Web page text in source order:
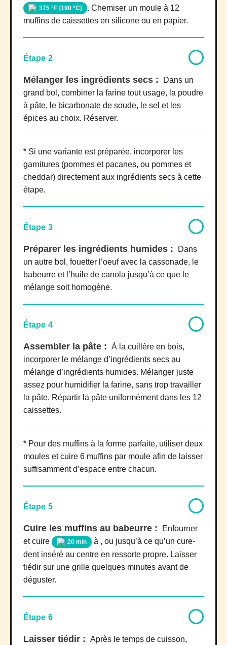
375 °F (190 °C)
. Chemiser un moule à 12
muffins de caissettes en silicone ou en papier.
Étape 2
Mélanger les ingrédients secs :
Dans un
grand bol, combiner la farine tout usage, la poudre
à pâte, le bicarbonate de soude, le sel et les
épices au choix. Réserver.
* Si une variante est préparée, incorporer les
garnitures (pommes et pacanes, ou pommes et
cheddar) directement aux ingrédients secs à cette
étape.
Étape 3
Préparer les ingrédients humides :
Dans
un autre bol, fouetter l’oeuf avec la cassonade, le
babeurre et l’huile de canola jusqu’à ce que le
mélange soit homogène.
Étape 4
Assembler la pâte : À la cuillère en bois,
incorporer le mélange d’ingrédients secs au
mélange d’ingrédients humides. Mélanger juste
assez pour humidifier la farine, sans trop travailler
la pâte. Répartir la pâte uniformément dans les 12
caissettes.
* Pour des muffins à la forme parfaite, utiliser deux
moules et cuire 6 muffins par moule afin de laisser
suffisamment d’espace entre chacun.
Étape 5
Cuire les muffins au babeurre :
Enfourner
et cuire
20 min
à , ou jusqu’à ce qu’un cure-
dent inséré au centre en ressorte propre. Laisser
tiédir sur une grille quelques minutes avant de
déguster.
Étape 6
Laisser tiédir : Après le temps de cuisson,